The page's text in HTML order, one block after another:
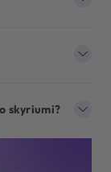
skyriumi?